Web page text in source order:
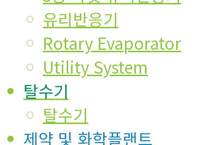
유리반응기
Rotary Evaporator
Utility System
탈수기
탈수기
제약 및 화학플랜트